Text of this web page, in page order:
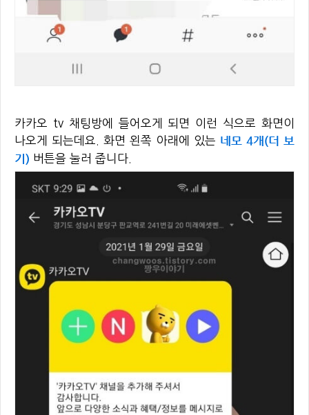
카카오 tv 채팅방에 들어오게 되면 이런 식으로 화면이
나오게 되는데요. 화면 왼쪽 아래에 있는 네모 4개(더 보
기) 버튼을 눌러 줍니다.